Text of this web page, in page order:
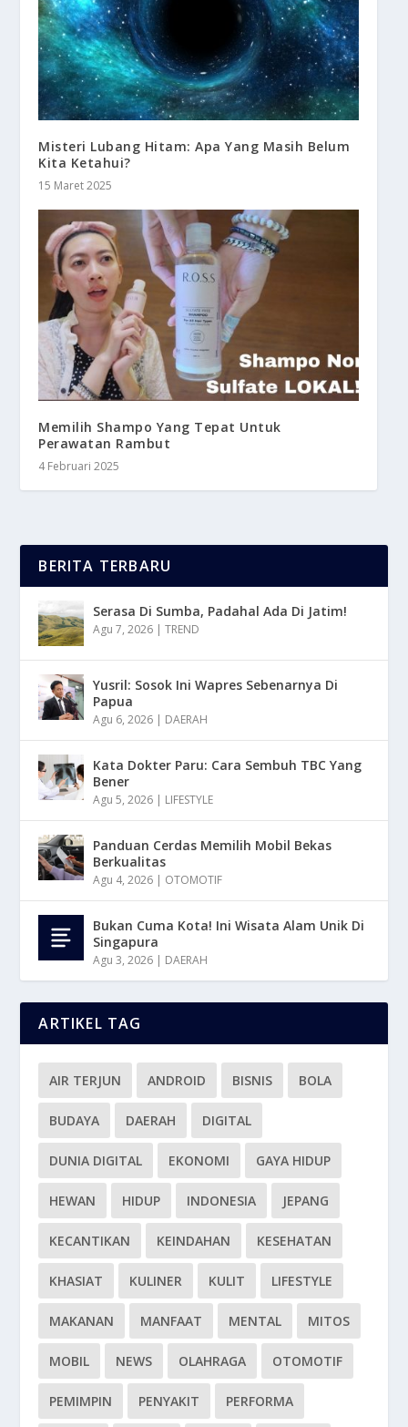
Misteri Lubang Hitam: Apa Yang Masih Belum
Kita Ketahui?
15 Maret 2025
Memilih Shampo Yang Tepat Untuk
Perawatan Rambut
4 Februari 2025
BERITA TERBARU
Serasa Di Sumba, Padahal Ada Di Jatim!
Agu 7, 2026 |TREND
Yusril: Sosok Ini Wapres Sebenarnya Di
Papua
Agu 6, 2026 | DAERAH
Kata Dokter Paru: Cara Sembuh TBC Yang
Bener
Agu 5, 2026 | LIFESTYLE
Panduan Cerdas Memilih Mobil Bekas
Berkualitas
Agu 4, 2026 | OTOMOTIF
Bukan Cuma Kota! Ini Wisata Alam Unik Di
Singapura
Agu 3, 2026 | DAERAH
ARTIKEL TAG
AIR TERJUN ANDROID BISNIS BOLA
BUDAYA DAERAH DIGITAL
DUNIA DIGITAL EKONOMI GAYA HIDUP
HEWAN HIDUP INDONESIA JEPANG
KECANTIKAN KEINDAHAN KESEHATAN
KHASIAT KULINER KULIT LIFESTYLE
MAKANAN MANFAAT MENTAL MITOS
MOBIL NEWS OLAHRAGA OTOMOTIF
PEMIMPIN PENYAKIT PERFORMA